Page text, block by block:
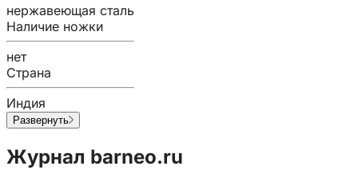
нержавеющая сталь
Наличие ножки
нет
Страна
Индия
Развернуть
Журнал barneo.ru